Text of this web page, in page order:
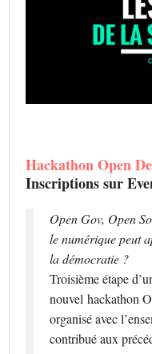
Hackathon Open
Inscriptions sur
Open Gov, Open
le numérique peut
la démocratie ?
Troisième étape
nouvelhackathon
organisé avec
contribué aux